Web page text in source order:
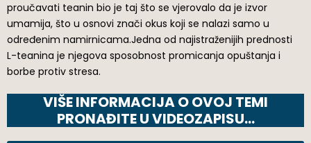
proučavati teanin bio je taj što se vjerovalo da je izvor
umamija, što u osnovi znači okus koji se nalazi samo u
određenim namirnicama.Jedna od najistraženijih prednosti
L-teanina je njegova sposobnost promicanja opuštanja i
borbe protiv stresa.
VIŠE INFORMACIJA O OVOJ TEMI
PRONAĐITE U VIDEOZAPISU…